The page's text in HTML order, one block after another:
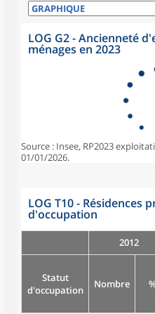
LOG G2 - Ancienneté
ménages en 2023
Source : Insee, RP2023
01/01/2026.
LOG T10 - Résidences
d'occupation
2012
Statut
d'occupation
Nombre